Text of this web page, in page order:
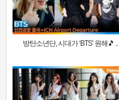
방탄소년단, 시대가 ‘BTS’ 원해🎵 ..